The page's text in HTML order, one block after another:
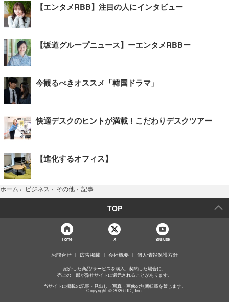
【エンタメRBB】注目の人にインタビュー
【坂道グループニュース】ーエンタメRBBー
今観るべきオススメ「韓国ドラマ」
快適デスクのヒントが満載！こだわりデスクツアー
【進化するオフィス】
ホーム › ビジネス › その他 › 記事
TOP
Home X YouTube
お問合せ 広告掲載 会社概要 個人情報保護方針
紹介した商品/サービスを購入、契約した場合に、
売上の一部が弊社サイトに還元されることがあります。
当サイトに掲載の記事・見出し・写真・画像の無断転載を禁じます。
Copyright © 2026 IID, Inc.